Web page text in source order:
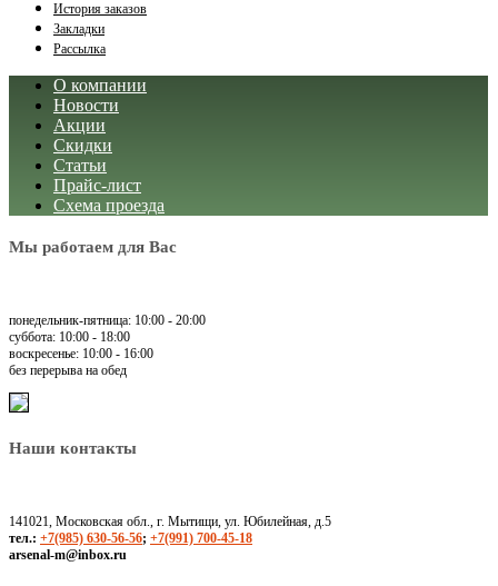
История заказов
Закладки
Рассылка
О компании
Новости
Акции
Скидки
Статьи
Прайс-лист
Схема проезда
Мы работаем для Вас
понедельник-пятница: 10:00 - 20:00
суббота: 10:00 - 18:00
воскресенье: 10:00 - 16:00
без перерыва на обед
Наши контакты
141021, Московская обл., г. Мытищи, ул. Юбилейная, д.5
тел.: +7(985) 630-56-56; +7(991) 700-45-18
arsenal-m@inbox.ru